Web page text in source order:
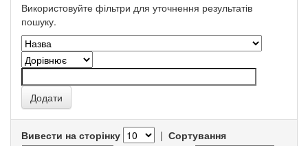
Використовуйте фільтри для уточнення результатів
пошуку.
Вивести на сторінку | Сортування